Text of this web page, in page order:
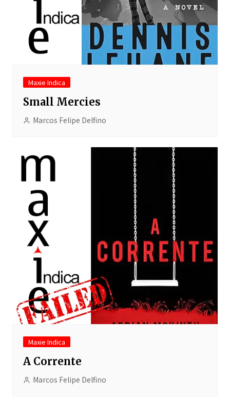
Maxie Indica
Small Mercies
Marcos Felipe Delfino
Maxie Indica
A Corrente
Marcos Felipe Delfino